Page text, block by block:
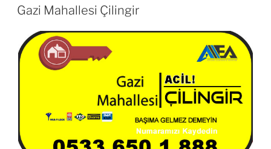
TARIHI
Gazi Mahallesi Çilingir